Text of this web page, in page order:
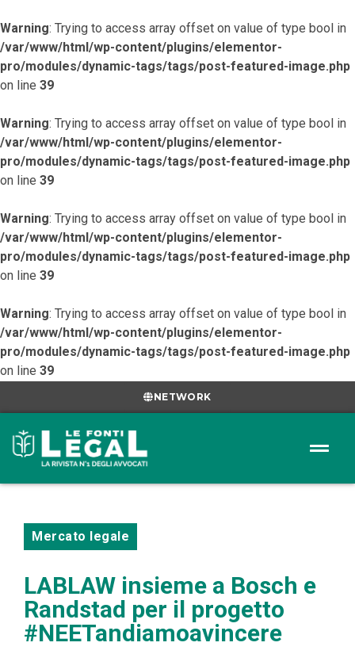
Warning: Trying to access array offset on value of type bool in
/var/www/html/wp-content/plugins/elementor-
pro/modules/dynamic-tags/tags/post-featured-image.php
on line 39
Warning: Trying to access array offset on value of type bool in
/var/www/html/wp-content/plugins/elementor-
pro/modules/dynamic-tags/tags/post-featured-image.php
on line 39
Warning: Trying to access array offset on value of type bool in
/var/www/html/wp-content/plugins/elementor-
pro/modules/dynamic-tags/tags/post-featured-image.php
on line 39
Warning: Trying to access array offset on value of type bool in
/var/www/html/wp-content/plugins/elementor-
pro/modules/dynamic-tags/tags/post-featured-image.php
on line 39
NETWORK
Mercato legale
LABLAW insieme a Bosch e
Randstad per il progetto
#NEETandiamoavincere